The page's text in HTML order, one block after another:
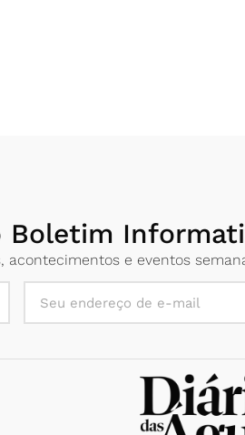
Boletim
acontecimentos e eventos